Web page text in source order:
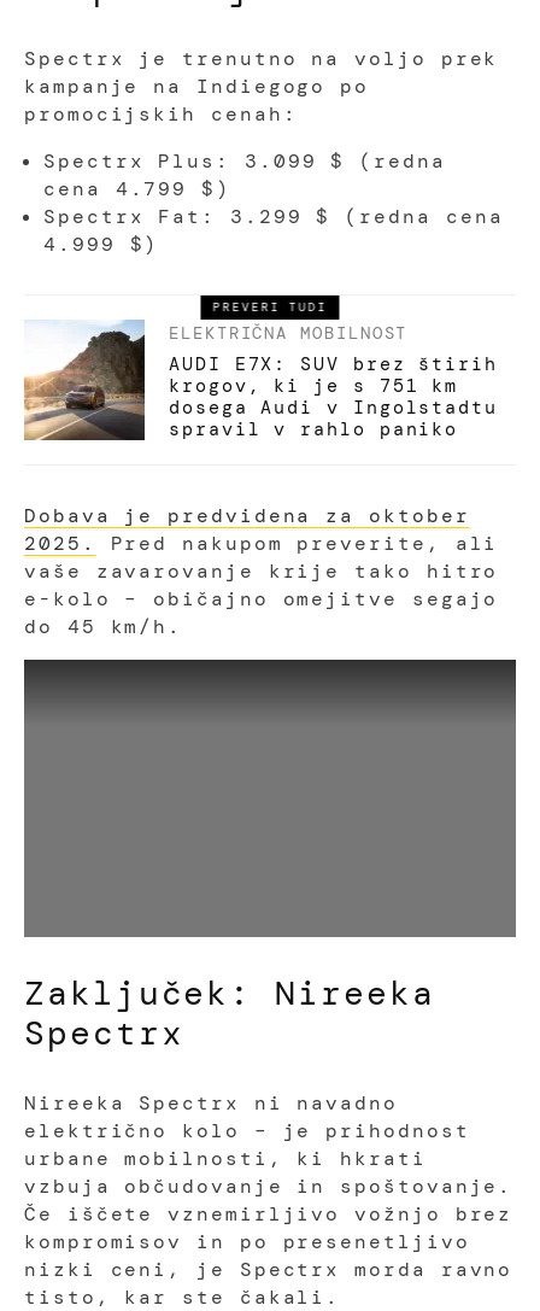
Spectrx je trenutno na voljo prek
kampanje na Indiegogo po
promocijskih cenah:
Spectrx Plus: 3.099 $ (redna
cena 4.799 $)
Spectrx Fat: 3.299 $ (redna cena
4.999 $)
PREVERI TUDI
ELEKTRIČNA MOBILNOST
AUDI E7X: SUV brez štirih
krogov, ki je s 751 km
dosega Audi v Ingolstadtu
spravil v rahlo paniko
Dobava je predvidena za oktober
2025.
Pred nakupom preverite, ali
vaše zavarovanje krije tako hitro
e-kolo – običajno omejitve segajo
do 45 km/h.
Zaključek: Nireeka
Spectrx
Nireeka Spectrx ni navadno
električno kolo – je prihodnost
urbane mobilnosti, ki hkrati
vzbuja občudovanje in spoštovanje.
Če iščete vznemirljivo vožnjo brez
kompromisov in po presenetljivo
nizki ceni, je Spectrx morda ravno
tisto, kar ste čakali.